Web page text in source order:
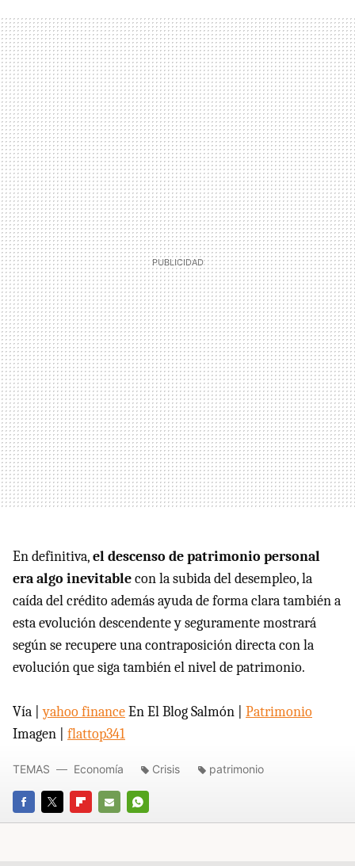
En definitiva,el descenso de patrimonio personal
era algo inevitablecon la subida del desempleo, la
caída del crédito además ayuda de forma clara también a
esta evolución descendente y seguramente mostrará
según se recupere una contraposición directa con la
evolución que siga también el nivel de patrimonio.
Vía |yahoo financeEn El Blog Salmón | Patrimonio
Imagen | flattop341
FACEBOOK
TWITTERFLIPBOARD
E-
WHATSAPP
TEMAS Economía Crisis patrimonio